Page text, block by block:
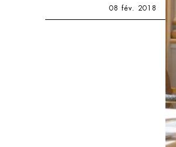
08 fév. 2018